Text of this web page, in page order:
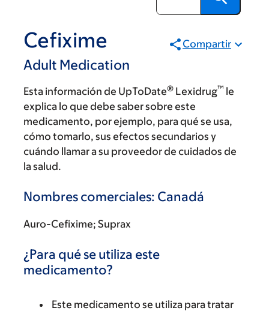
Cefixime
Adult Medication
Compartir
Esta información de UpToDate® Lexidrug™ le
explica lo que debe saber sobre este
medicamento, por ejemplo, para qué se usa,
cómo tomarlo, sus efectos secundarios y
cuándo llamar a su proveedor de cuidados de
la salud.
Nombres comerciales: Canadá
Auro-Cefixime; Suprax
¿Para qué se utiliza este
medicamento?
Este medicamento se utiliza para tratar